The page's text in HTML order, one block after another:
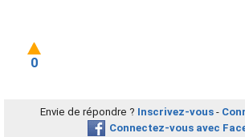
0
Envie de répondre ? Inscrivez-vous-
Connectez-vous avec